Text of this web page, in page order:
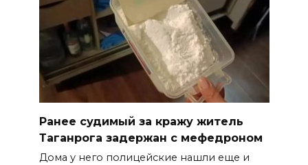
Ранее судимый за кражу житель
Таганрога задержан с мефедроном
Дома у него полицейские нашли еще и